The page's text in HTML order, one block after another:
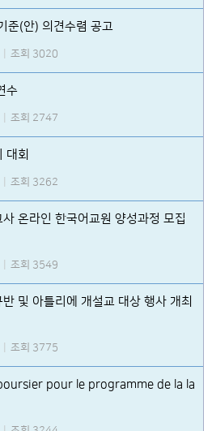
준(안) 의견수렴 공고
조회 3020
수
조회 2747
대회
조회 3262
온라인 한국어교원 양성과정 모집
조회 3549
및 아틀리에 개설교 대상 행사 개최
조회 3775
pour le programme de la la